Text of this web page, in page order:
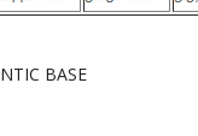
BASE